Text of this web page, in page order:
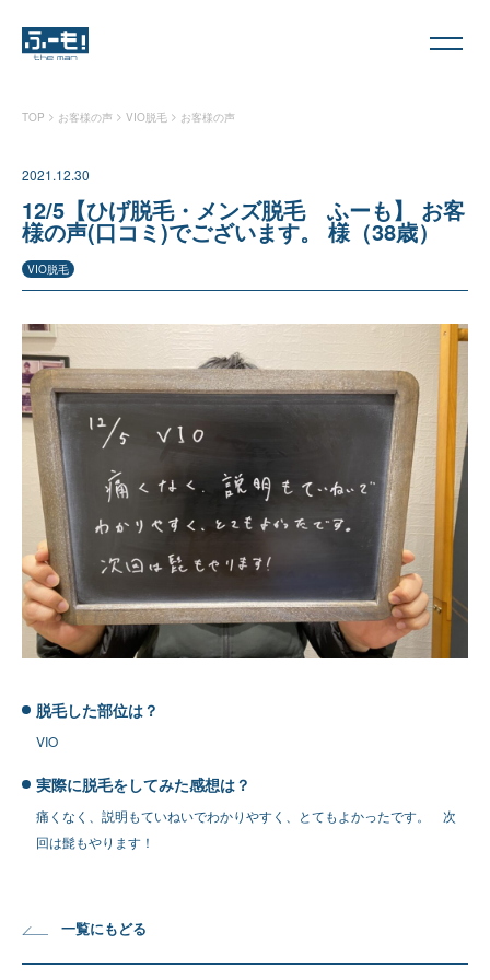
TOP > お客様の声 > VIO脱毛 > お客様の声
2021.12.30
12/5【ひげ脱毛・メンズ脱毛 ふーも】 お客
様の声(口コミ)でございます。 様（38歳）
VIO脱毛
脱毛した部位は？
VIO
実際に脱毛をしてみた感想は？
痛くなく、説明もていねいでわかりやすく、とてもよかったです。 次
回は髭もやります！
一覧にもどる